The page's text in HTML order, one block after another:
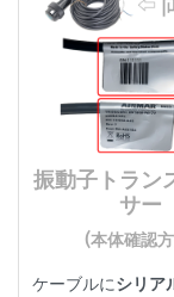
振動子トラン
サー
(本体確認
ケーブルにシリア